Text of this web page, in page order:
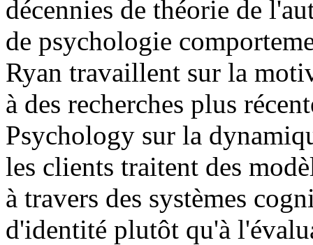
décennies de théorie de
de psychologie
Ryan travaillent sur la
à des recherches plus
Psychology sur la
les clients traitent des
à travers des systèmes
d'identité plutôt qu'à